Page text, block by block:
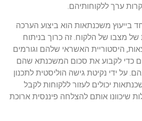
ערך ללקוחותיהם.
בייעוץ משכנתאות הוא ביצוע הערכה
של מצבו של הלקוח. זה כרוך בניתוח
היסטוריית האשראי שלהם וגורמים
כדי לקבוע את סכום המשכנתא שהם
על ידי נקיטת גישה הוליסטית לתכנון
יכולים לעזור ללקוחות לקבל
שיכוונו אותם להצלחה פיננסית ארוכת